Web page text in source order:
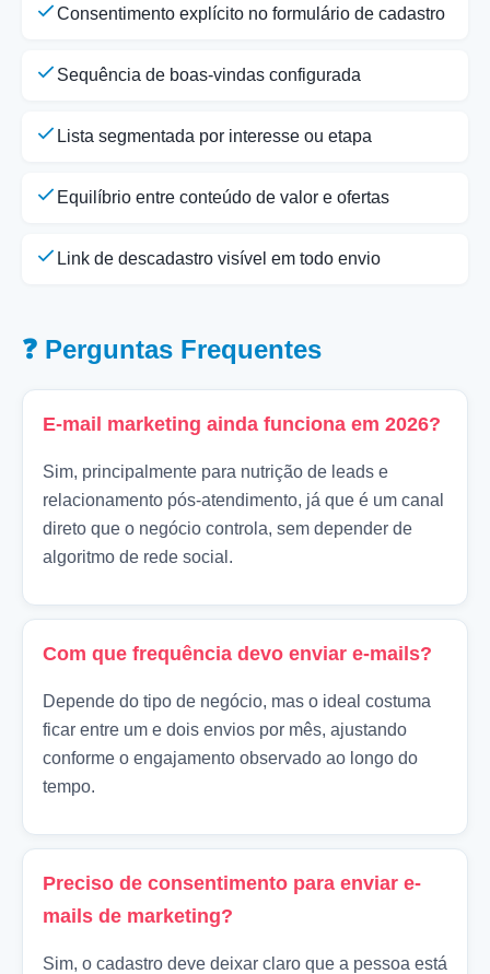
Consentimento explícito no formulário de cadastro
Sequência de boas-vindas configurada
Lista segmentada por interesse ou etapa
Equilíbrio entre conteúdo de valor e ofertas
Link de descadastro visível em todo envio
❓ Perguntas Frequentes
E-mail marketing ainda funciona em 2026?
Sim, principalmente para nutrição de leads e
relacionamento pós-atendimento, já que é um canal
direto que o negócio controla, sem depender de
algoritmo de rede social.
Com que frequência devo enviar e-mails?
Depende do tipo de negócio, mas o ideal costuma
ficar entre um e dois envios por mês, ajustando
conforme o engajamento observado ao longo do
tempo.
Preciso de consentimento para enviar e-
mails de marketing?
Sim, o cadastro deve deixar claro que a pessoa está